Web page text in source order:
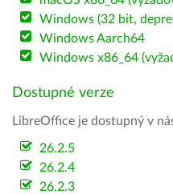
Windows (32 bit,
Windows Aarch64
Windows x86_64
Dostupné verze
LibreOffice je dostupný v
26.2.5
26.2.4
26.2.3